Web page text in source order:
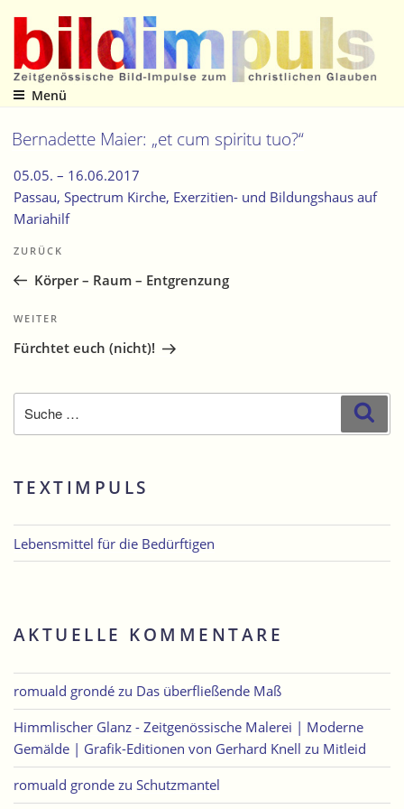
Inhalt
springen
Zeitgenössische Bild-Impulse zum christlichen Glauben
Menü
Bernadette Maier: „et cum spiritu tuo?“
05.05. – 16.06.2017
Passau, Spectrum Kirche, Exerzitien- und Bildungshaus auf
Mariahilf
Beitragsnavigation
Vorheriger
Beitrag
ZURÜCK
Körper – Raum – Entgrenzung
Nächster
Beitrag
WEITER
Fürchtet euch (nicht)!
nach:
TEXTIMPULS
Lebensmittel für die Bedürftigen
AKTUELLE KOMMENTARE
romuald grondé zu Das überfließende Maß
Himmlischer Glanz - Zeitgenössische Malerei | Moderne
Gemälde | Grafik-Editionen von Gerhard Knell zu Mitleid
romuald gronde zu Schutzmantel